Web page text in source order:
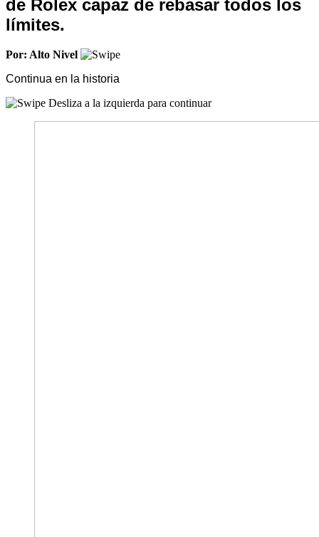
de Rolex capaz de rebasar todos los
límites.
Por: Alto Nivel
Continua en la historia
Desliza a la izquierda para continuar